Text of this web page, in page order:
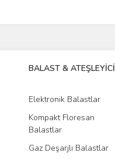
BALAST & ATEŞLEYİCİ
Elektronik Balastlar
Kompakt Floresan
Balastlar
Gaz Deşarjlı Balastlar